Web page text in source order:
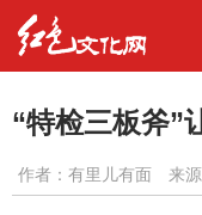
“特检三板斧”
作者： 有里儿有面 来